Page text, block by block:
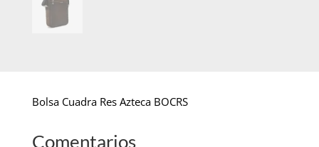
Bolsa Cuadra Res Azteca BOCRS
Comentarios